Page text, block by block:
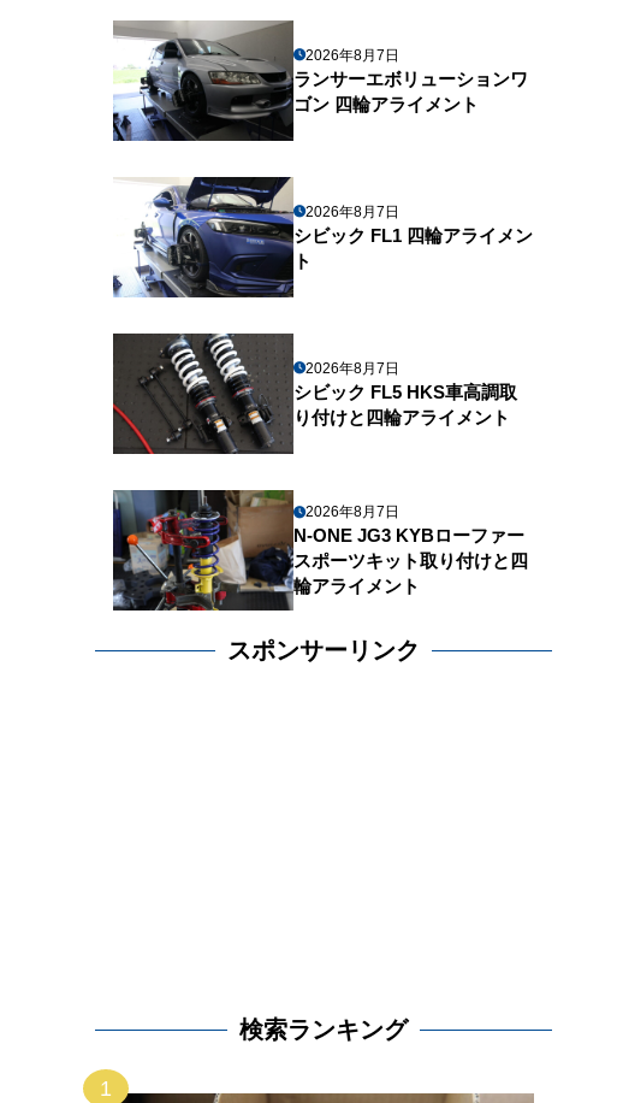
2026年8月7日
ランサーエボリューションワ
ゴン 四輪アライメント
2026年8月7日
シビック FL1 四輪アライメン
ト
2026年8月7日
シビック FL5 HKS車高調取
り付けと四輪アライメント
2026年8月7日
N-ONE JG3 KYBローファー
スポーツキット取り付けと四
輪アライメント
スポンサーリンク
検索ランキング
1